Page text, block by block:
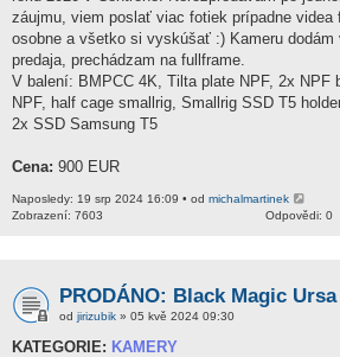
záujmu, viem poslať viac fotiek prípadne
osobne a všetko si vyskúšať :) Kameru dodám
predaja, prechádzam na fullframe.
V balení: BMPCC 4K, Tilta plate NPF, 2x NPF
NPF, half cage smallrig, Smallrig SSD T5
2x SSD Samsung T5
Cena: 900 EUR
Naposledy: 19 srp 2024 16:09 • od michalmartinek
Odpovědi: 0
Zobrazení: 7603
PRODÁNO: Black Magic
od jirizubik » 05 kvě 2024 09:30
KATEGORIE: KAMERY